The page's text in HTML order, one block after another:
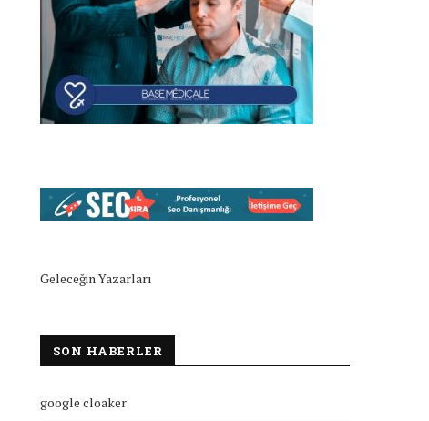
Geleceğin Yazarları
SON HABERLER
google cloaker